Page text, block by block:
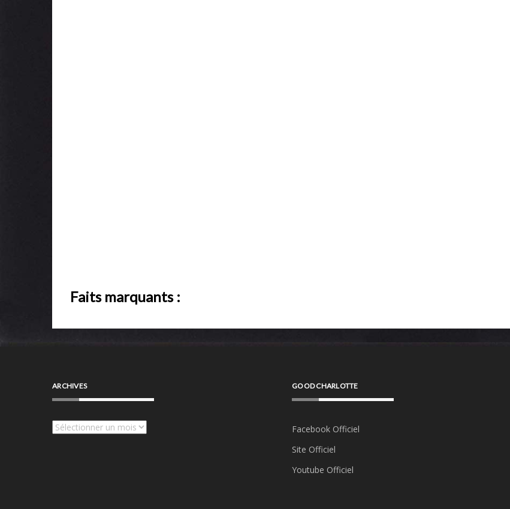
Faits marquants :
ARCHIVES
Archives
GOOD CHARLOTTE
Facebook Officiel
Site Officiel
Youtube Officiel